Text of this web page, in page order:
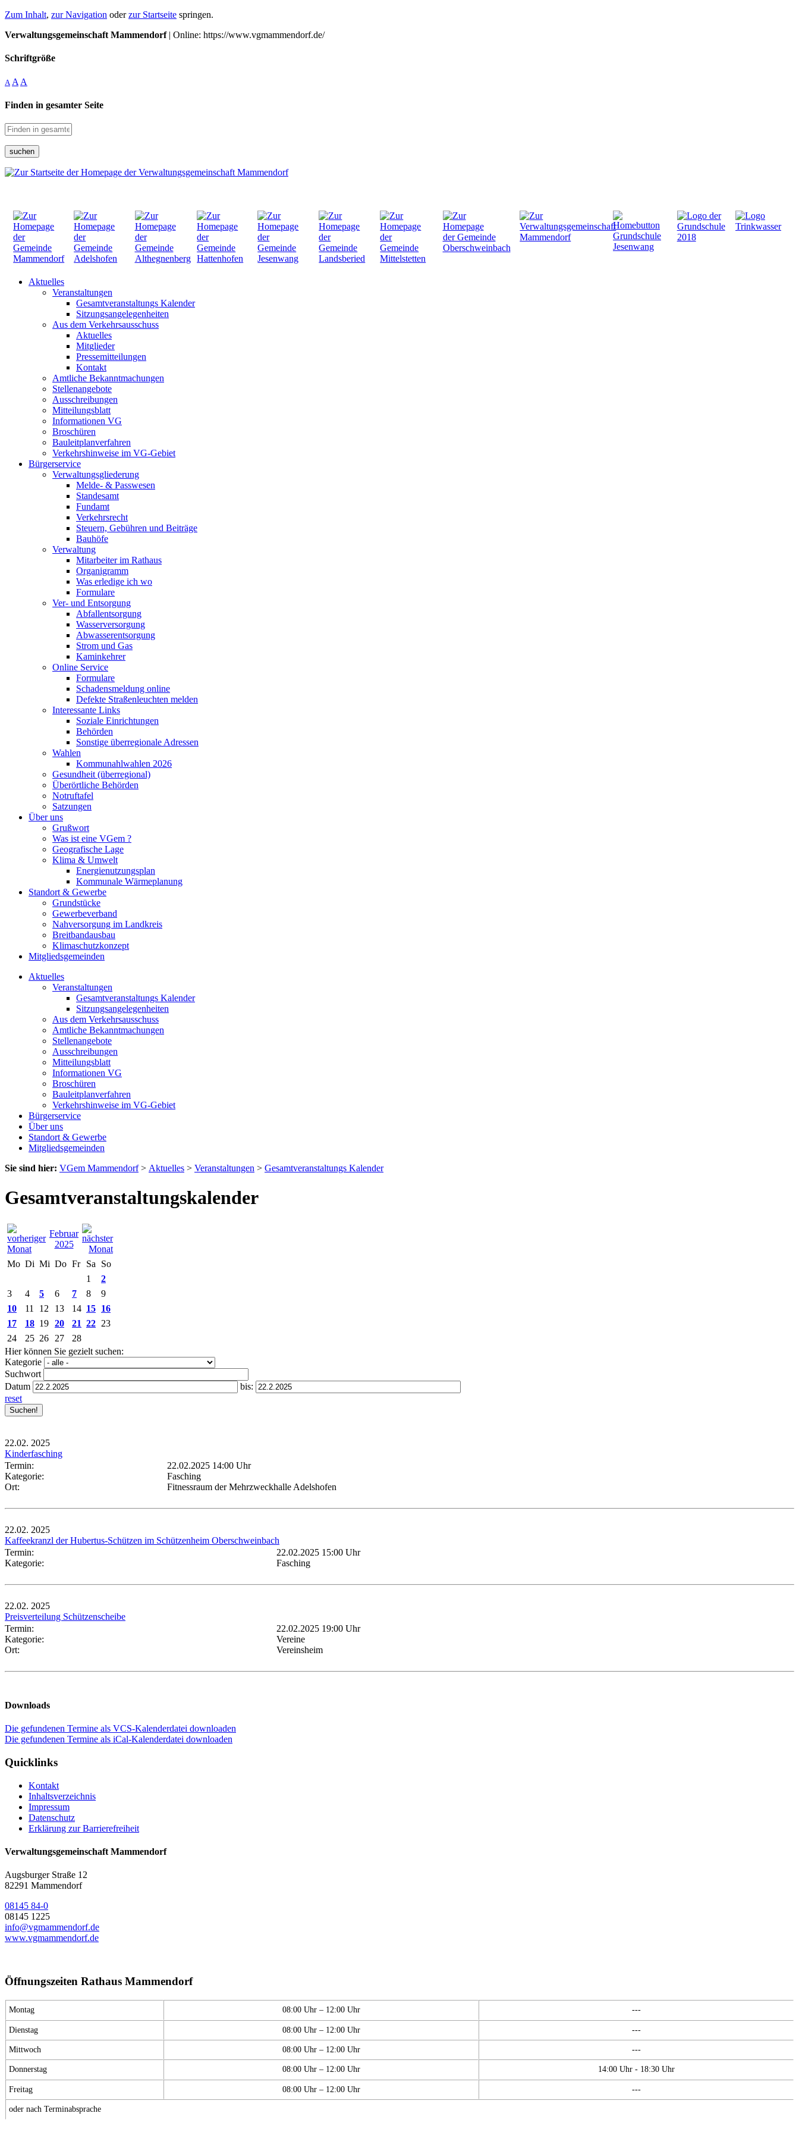
Zum Inhalt, zur Navigation oderzur Startseite springen.
Verwaltungsgemeinschaft Mammendorf| Online: https://www.vgmammendorf.de/
Schriftgröße
A A A
Finden in gesamter Seite
suchen
Aktuelles
Veranstaltungen
Gesamtveranstaltungs Kalender
Sitzungsangelegenheiten
Aus dem Verkehrsausschuss
Aktuelles
Mitglieder
Pressemitteilungen
Kontakt
Amtliche Bekanntmachungen
Stellenangebote
Ausschreibungen
Mitteilungsblatt
Informationen VG
Broschüren
Bauleitplanverfahren
Verkehrshinweise im VG-Gebiet
Bürgerservice
Verwaltungsgliederung
Melde- & Passwesen
Standesamt
Fundamt
Verkehrsrecht
Steuern, Gebühren und Beiträge
Bauhöfe
Verwaltung
Mitarbeiter im Rathaus
Organigramm
Was erledige ich wo
Formulare
Ver- und Entsorgung
Abfallentsorgung
Wasserversorgung
Abwasserentsorgung
Strom und Gas
Kaminkehrer
Online Service
Formulare
Schadensmeldung online
Defekte Straßenleuchten melden
Interessante Links
Soziale Einrichtungen
Behörden
Sonstige überregionale Adressen
Wahlen
Kommunahlwahlen 2026
Gesundheit (überregional)
Überörtliche Behörden
Notruftafel
Satzungen
Über uns
Grußwort
Was ist eine VGem ?
Geografische Lage
Klima & Umwelt
Energienutzungsplan
Kommunale Wärmeplanung
Standort & Gewerbe
Grundstücke
Gewerbeverband
Nahversorgung im Landkreis
Breitbandausbau
Klimaschutzkonzept
Mitgliedsgemeinden
Aktuelles
Veranstaltungen
Gesamtveranstaltungs Kalender
Sitzungsangelegenheiten
Aus dem Verkehrsausschuss
Amtliche Bekanntmachungen
Stellenangebote
Ausschreibungen
Mitteilungsblatt
Informationen VG
Broschüren
Bauleitplanverfahren
Verkehrshinweise im VG-Gebiet
Bürgerservice
Über uns
Standort & Gewerbe
Mitgliedsgemeinden
Sie sind hier: VGem Mammendorf> Aktuelles > Veranstaltungen > Gesamtveranstaltungs Kalender
Gesamtveranstaltungskalender
Februar
2025
Mo Di Mi Do Fr Sa
So
1
2
3
4 5 6 7 8
9
10
11 12 13 14 15 16
17
18 19 20 21 22 23
24
25 26 27
28
Hier können Sie gezielt suchen:
Kategorie
Suchwort
Datum
bis:
reset
22.02. 2025
Kinderfasching
Termin:
22.02.2025 14:00 Uhr
Kategorie:
Fasching
Ort:
Fitnessraum der Mehrzweckhalle Adelshofen
22.02. 2025
Kaffeekranzl der Hubertus-Schützen im Schützenheim Oberschweinbach
Termin:
22.02.2025 15:00 Uhr
Kategorie:
Fasching
22.02. 2025
Preisverteilung Schützenscheibe
Termin:
22.02.2025 19:00 Uhr
Kategorie:
Vereine
Ort:
Vereinsheim
Downloads
Die gefundenen Termine als VCS-Kalenderdatei downloaden
Die gefundenen Termine als iCal-Kalenderdatei downloaden
Quicklinks
Kontakt
Inhaltsverzeichnis
Impressum
Datenschutz
Erklärung zur Barrierefreiheit
Verwaltungsgemeinschaft Mammendorf
Augsburger Straße 12
82291 Mammendorf
08145 84-0
08145 1225
info@vgmammendorf.de
www.vgmammendorf.de
Öffnungszeiten Rathaus Mammendorf
Montag 08:00 Uhr – 12:00 Uhr ---
Dienstag 08:00 Uhr – 12:00 Uhr ---
Mittwoch 08:00 Uhr – 12:00 Uhr ---
Donnerstag 08:00 Uhr – 12:00 Uhr 14:00 Uhr - 18:30 Uhr
Freitag 08:00 Uhr – 12:00 Uhr ---
oder nach Terminabsprache